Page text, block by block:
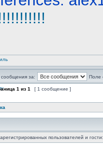
сообщения за: Поле
1 из 1 [ 1 сообщение ]
пользователей и